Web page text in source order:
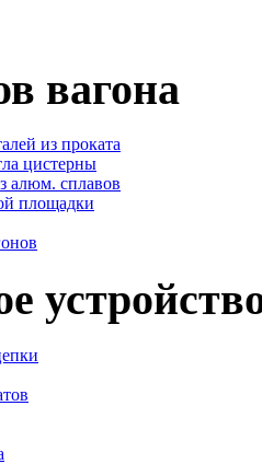
вагона
из проката
цистерны
алюм. сплавов
площадки